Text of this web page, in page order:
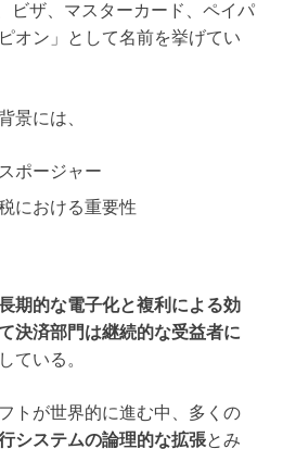
ビザ、マスターカード、ペイパ
オン」として名前を挙げてい
景には、
ポージャー
における重要性
期的な電子化と複利による効
決済部門は継続的な受益者に
ている。
トが世界的に進む中、多くの
システムの論理的な拡張とみ